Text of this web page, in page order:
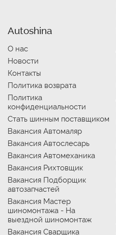
Autoshina
О нас
Новости
Контакты
Политика возврата
Политика
конфиденциальности
Стать шинным поставщиком
Вакансия Автомаляр
Вакансия Автослесарь
Вакансия Автомеханика
Вакансия Рихтовщик
Вакансия Подборщик
автозапчастей
Вакансия Мастер
шиномонтажа - На
выездной шиномонтаж
Вакансия Сварщика